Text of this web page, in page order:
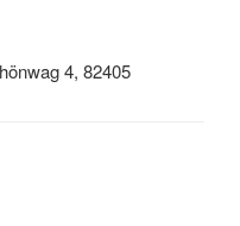
4, 82405